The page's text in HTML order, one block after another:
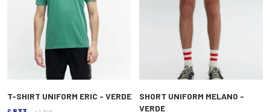
T-SHIRT UNIFORM ERIC - VERDE
SHORT UNIFORM MELANO -
VERDE